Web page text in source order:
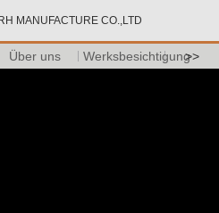
MANUFACTURE CO.,LTD
Über uns Werksbesichtigung>>